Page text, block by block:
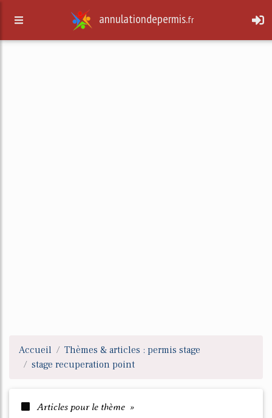
annulationdepermis.fr
Accueil
Thèmes & articles : permis stage
stage recuperation point
Articles pour le thème »